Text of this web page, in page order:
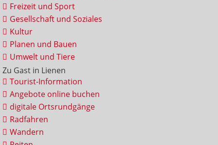
Freizeit und Sport
Gesellschaft und Soziales
Kultur
Planen und Bauen
Umwelt und Tiere
Zu Gast in Lienen
Tourist-Information
Angebote online buchen
digitale Ortsrundgänge
Radfahren
Wandern